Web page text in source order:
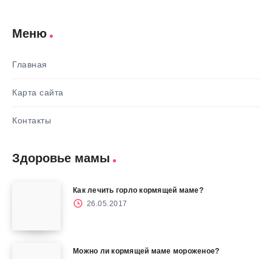
Меню
Главная
Карта сайта
Контакты
Здоровье мамы
Как лечить горло кормящей маме?
26.05.2017
Можно ли кормящей маме мороженое?